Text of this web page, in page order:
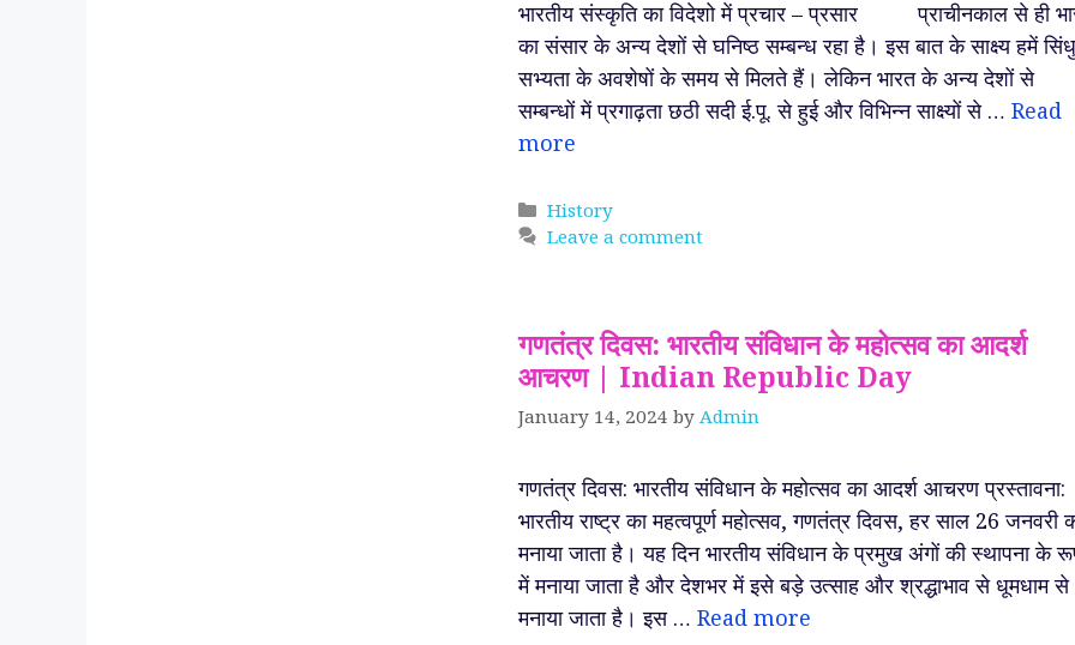
भारतीय संस्कृति का विदेशो में प्रचार – प्रसार प्राचीनकाल से ही
का संसार के अन्य देशों से घनिष्ठ सम्बन्ध रहा है। इस बात के साक्ष्य हमें सिंधु
सभ्यता के अवशेषों के समय से मिलते हैं। लेकिन भारत के अन्य देशों से
सम्बन्धों में प्रगाढ़ता छठी सदी ई.पू. से हुई और विभिन्न साक्ष्यों से … Read
more
Categories
History
Leave a comment
गणतंत्र दिवस: भारतीय संविधान के महोत्सव का आदर्श
आचरण | Indian Republic Day
January 14, 2024 by Admin
गणतंत्र दिवस: भारतीय संविधान के महोत्सव का आदर्श आचरण प्रस्तावना:
भारतीय राष्ट्र का महत्वपूर्ण महोत्सव, गणतंत्र दिवस, हर साल 26 जनवरी
मनाया जाता है। यह दिन भारतीय संविधान के प्रमुख अंगों की स्थापना के
में मनाया जाता है और देशभर में इसे बड़े उत्साह और श्रद्धाभाव से धूमधाम से
मनाया जाता है। इस … Read more